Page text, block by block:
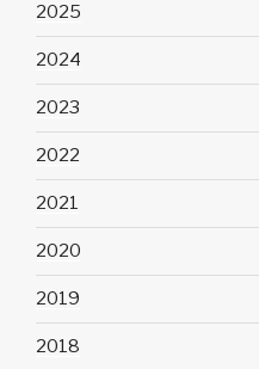
2025
2024
2023
2022
2021
2020
2019
2018